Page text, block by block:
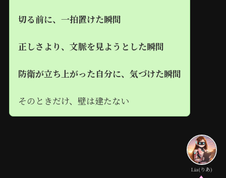
切る前に、一拍置けた瞬間
正しさより、文脈を見ようとした瞬間
防衛が立ち上がった自分に、気づけた瞬間
そのときだけ、壁は建たない
Lia(りあ)